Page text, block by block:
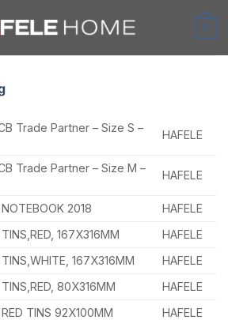
0
Trade Partner – Size S –
HAFELE
Trade Partner – Size M –
HAFELE
NOTEBOOK 2018
HAFELE
167X316MM
HAFELE
TINS,WHITE, 167X316MM
HAFELE
TINS,RED, 80X316MM
HAFELE
RED TINS 92X100MM
HAFELE